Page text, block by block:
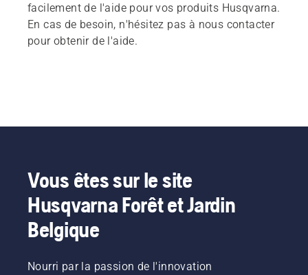
facilement de l'aide pour vos produits Husqvarna.
En cas de besoin, n'hésitez pas à nous contacter
pour obtenir de l'aide.
Vous êtes sur le site
Husqvarna Forêt et Jardin
Belgique
Nourri par la passion de l'innovation